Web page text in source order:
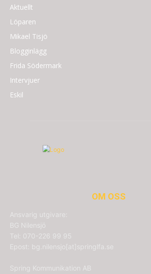
Aktuellt
Löparen
Mikael Tisjö
Blogginlägg
Frida Södermark
Intervjuer
Eskil
OM OSS
Ansvarig utgivare:
BG Nilensjö
Tel: 070-226 99 95
Epost: bg.nilensjo[at]springlfa.se
Spring Kommunikation AB